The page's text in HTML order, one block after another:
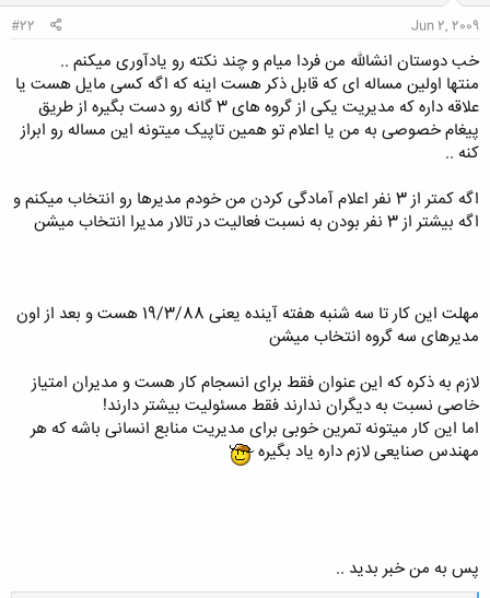
Jun 2, 2009
#22
خب دوستان انشالله من فردا میام و چند نکته رو یادآوری میکنم ..
منتها اولین مساله ای که قابل ذکر هست اینه که اگه کسی مایل هست یا
علاقه داره که مدیریت یکی از گروه های 3 گانه رو دست بگیره از طریق
پیغام خصوصی به من یا اعلام تو همین تاپیک میتونه این مساله رو ابراز
کنه ..
اگه کمتر از 3 نفر اعلام آمادگی کردن من خودم مدیرها رو انتخاب میکنم و
اگه بیشتر از 3 نفر بودن به نسبت فعالیت در تالار مدیرا انتخاب میشن
مهلت این کار تا سه شنبه هفته آینده یعنی 19/3/88 هست و بعد از اون
مدیرهای سه گروه انتخاب میشن
لازم به ذکره که این عنوان فقط برای انسجام کار هست و مدیران امتیاز
خاصی نسبت به دیگران ندارند فقط مسئولیت بیشتر دارند!
اما این کار میتونه تمرین خوبی برای مدیریت منابع انسانی باشه که هر
مهندس صنایعی لازم داره یاد بگیره
پس به من خبر بدید ..